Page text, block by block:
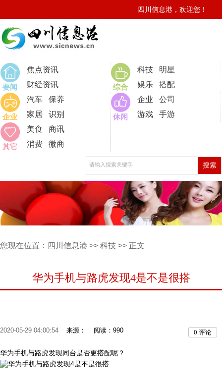
四川信息港，欢迎您！
要闻
焦点资讯
财经资讯
综合
科技
明星
娱乐
搭配
企业
汽车
保养
家居
识别 休闲
企业
公司
游戏
手游
其它
美食
商讯
消费
微商
您现在位置： 四川信息港 >> 科技 >> 正文
华为手机与路虎发现4是不是很搭
2020-05-29 04:00:54 来源： 阅读：990 0 评论
华为手机与路虎发现同台是否更搭配呢？